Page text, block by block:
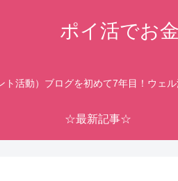
ポイ活でお
ト活動）ブログを初めて7年目！ウェ
☆最新記事☆